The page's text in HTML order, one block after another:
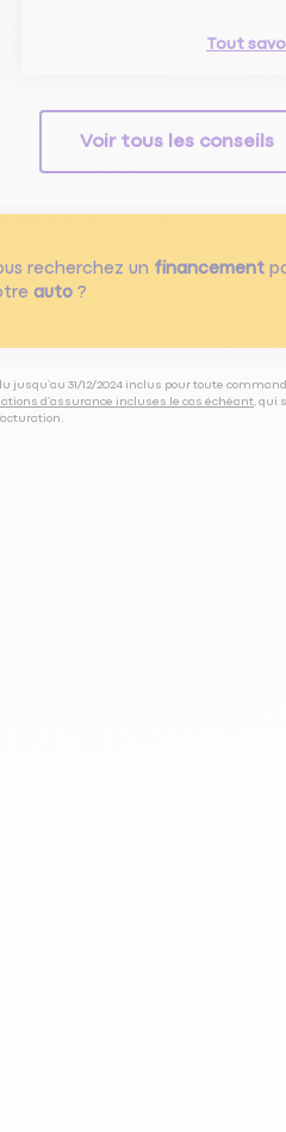
Tout
Voir tous les conseils
recherchez un financement
auto?
jusqu’au 31/12/2024 inclus pour toute
d’assurance incluses le cas échéant, qui